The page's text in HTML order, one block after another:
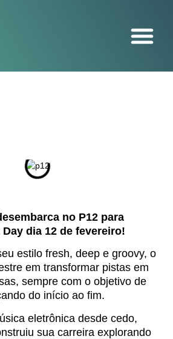
no P12 para
dia 12 de fevereiro!
estilo fresh, deep e groovy, o
em transformar pistas em
sempre com o objetivo de
do início ao fim.
eletrônica desde cedo,
sua carreira explorando